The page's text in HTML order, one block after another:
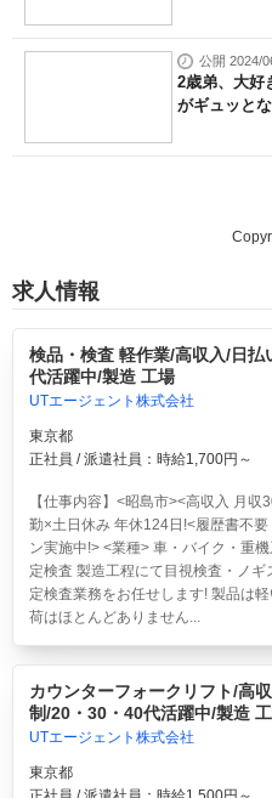
公開 2024/
2歳弟、大
がギュッと
求人情報
検品・検査 軽作業/高収入/日
代活躍中/製造 工場
UTエージェント株式会社
東京都
正社員 / 派遣社員：時給1,700円～
【仕事内容】<昭島市><高収入 月
勤×土日休み 年休124日!<履歴書不
ン実施中!> <業種> 車・バイク・重
定検査 製造工程にて目視検査・ノ
定検査業務をお任せします! 製品は
荷はほとんどありません...
カウンターフォークリフト/高
制/20・30・40代活躍中/製造
UTエージェント株式会社
東京都